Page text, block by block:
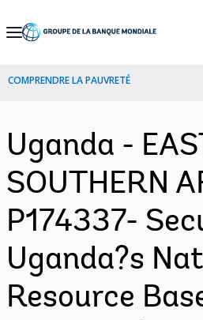
Skip
Navigation
COMPRENDRE LA PAUVRETÉ
Uganda -
SOUTHERN
P174337-
Uganda?s
Resource